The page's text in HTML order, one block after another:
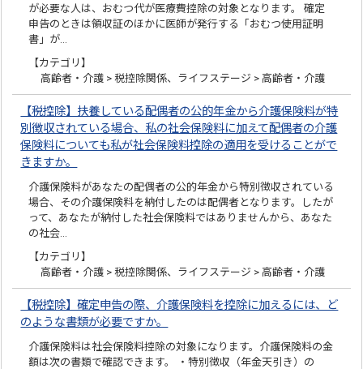
が必要な人は、おむつ代が医療費控除の対象となります。 確定
申告のときは領収証のほかに医師が発行する「おむつ使用証明
書」が…
【カテゴリ】
高齢者・介護 > 税控除関係、ライフステージ > 高齢者・介護
【税控除】扶養している配偶者の公的年金から介護保険料が特
別徴収されている場合、私の社会保険料に加えて配偶者の介護
保険料についても私が社会保険料控除の適用を受けることがで
きますか。
介護保険料があなたの配偶者の公的年金から特別徴収されている
場合、その介護保険料を納付したのは配偶者となります。したが
って、あなたが納付した社会保険料ではありませんから、あなた
の社会…
【カテゴリ】
高齢者・介護 > 税控除関係、ライフステージ > 高齢者・介護
【税控除】確定申告の際、介護保険料を控除に加えるには、ど
のような書類が必要ですか。
介護保険料は社会保険料控除の対象になります。介護保険料の金
額は次の書類で確認できます。 ・特別徴収（年金天引き）の